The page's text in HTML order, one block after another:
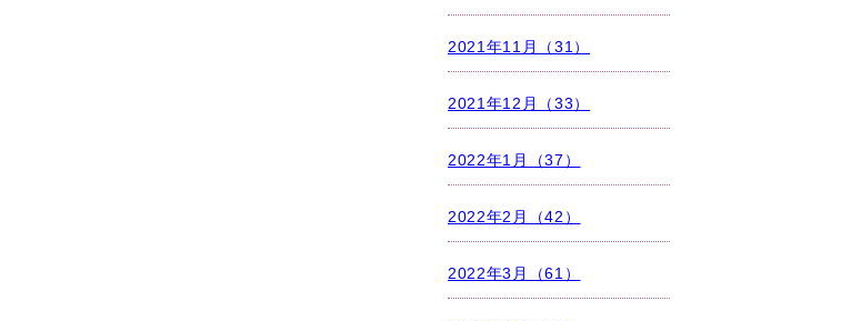
2021年11月（31）
2021年12月（33）
2022年1月（37）
2022年2月（42）
2022年3月（61）